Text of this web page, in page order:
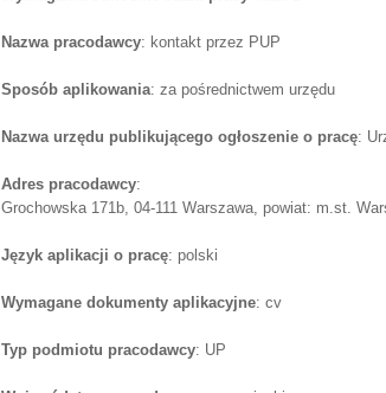
Nazwa pracodawcy: kontakt przez PUP
Sposób aplikowania: za pośrednictwem urzędu
Nazwa urzędu publikującego ogłoszenie o pracę:
Adres pracodawcy:
Grochowska 171b, 04-111 Warszawa, powiat: m.st.
Język aplikacji o pracę: polski
Wymagane dokumenty aplikacyjne: cv
Typ podmiotu pracodawcy: UP